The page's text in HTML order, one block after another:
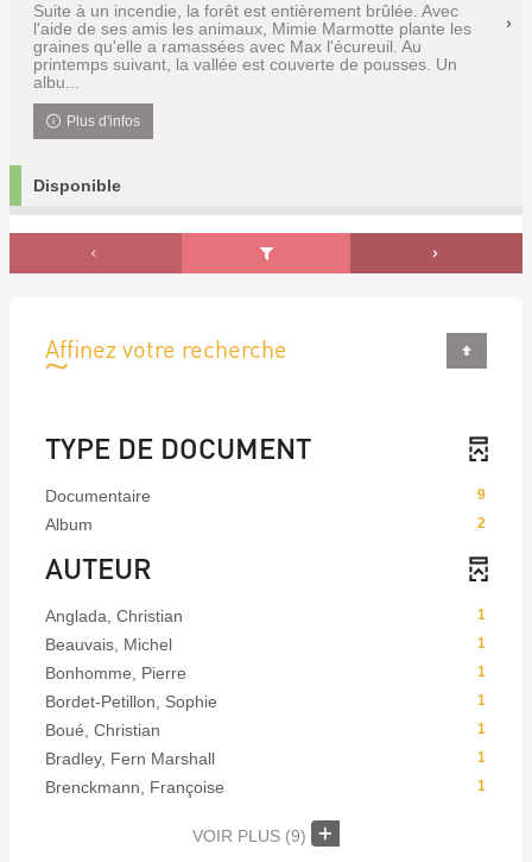
Suite à un incendie, la forêt est entièrement brûlée. Avec
l'aide de ses amis les animaux, Mimie Marmotte plante les
graines qu'elle a ramassées avec Max l'écureuil. Au
printemps suivant, la vallée est couverte de pousses. Un
albu...
Plus d'infos
Disponible
Affinez votre recherche
TYPE DE DOCUMENT
9
Documentaire
2
Album
AUTEUR
1
Anglada, Christian
1
Beauvais, Michel
1
Bonhomme, Pierre
1
Bordet-Petillon, Sophie
1
Boué, Christian
1
Bradley, Fern Marshall
1
Brenckmann, Françoise
VOIR PLUS (9)